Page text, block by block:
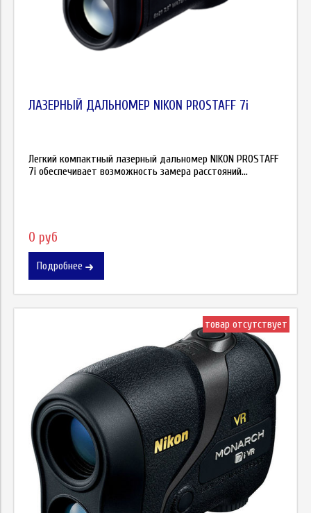
ЛАЗЕРНЫЙ ДАЛЬНОМЕР NIKON PROSTAFF 7i
Легкий компактный лазерный дальномер NIKON PROSTAFF
7i обеспечивает возможность замера расстояний...
0 руб
Подробнее
товар отсутствует